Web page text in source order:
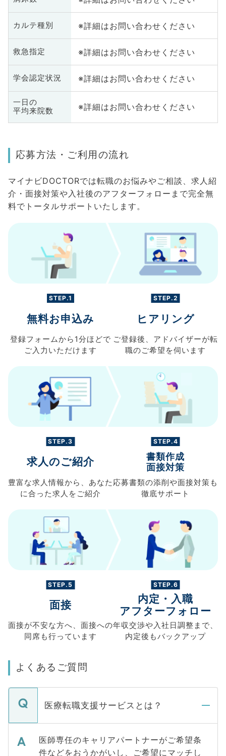
カルテ種別 ※詳細はお問い合わせください
救急指定 ※詳細はお問い合わせください
学会認定状況 ※詳細はお問い合わせください
一日の
平均来院数
※詳細はお問い合わせください
応募方法・ご利用の流れ
マイナビDOCTORでは転職のお悩みやご相談、求人紹
介・面接対策や入社後のアフターフォローまで完全無
料でトータルサポートいたします。
STEP.1
無料お申込み
登録フォームから 1分ほどで
ご入力 いただけます
STEP.2
ヒアリング
ご登録後、 アドバイザーが転
職のご希望を伺います
STEP.3
求人のご紹介
豊富な求人情報から、 あなた
に合った求人を ご紹介
STEP.4
書類作成
面接対策
応募書類の添削や面接対策も
徹底サポート
STEP.5
面接
面接が不安な方へ、 面接への
同席も行っています
STEP.6
内定・入職
アフターフォロー
年収交渉や入社日調整まで、
内定後もバックアップ
よくあるご質問
医療転職支援サービスとは？
医師専任のキャリアパートナーがご希望条
件などをおうかがいし、ご希望にマッチし